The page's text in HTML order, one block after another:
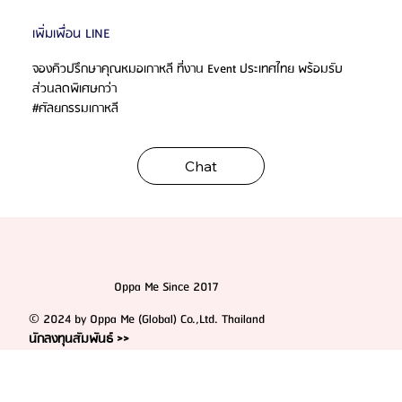
Chat
จองคิวปรึกษาคุณหมอเกาหลี ที่งาน Event ประเทศไทย พร้อมรับ
ส่วนลดพิเศษกว่า
#ศัลยกรรมเกาหลี
เพิ่มเพื่อน LINE
Oppa Me Since 2017
© 2024 by Oppa Me (Global) Co.,Ltd. Thailand
นักลงทุนสัมพันธ์ >>